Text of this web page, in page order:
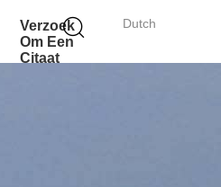
Dutch
Verzoek
Om Een
Citaat